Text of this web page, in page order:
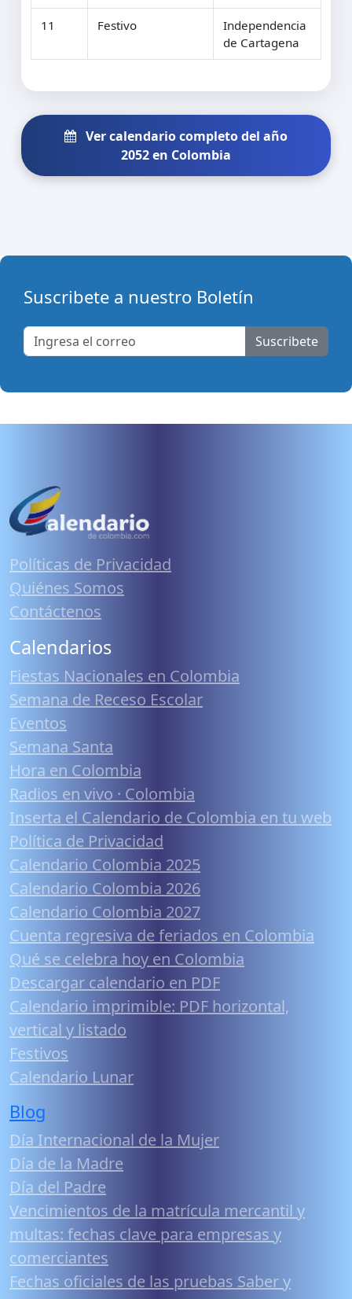
11 Festivo
Independencia
de Cartagena
Ver calendario completo del año
2052 en Colombia
Suscribete a nuestro Boletín
Suscribete
Políticas de Privacidad
Quiénes Somos
Contáctenos
Calendarios
Fiestas Nacionales en Colombia
Semana de Receso Escolar
Eventos
Semana Santa
Hora en Colombia
Radios en vivo · Colombia
Inserta el Calendario de Colombia en tu web
Política de Privacidad
Calendario Colombia 2025
Calendario Colombia 2026
Calendario Colombia 2027
Cuenta regresiva de feriados en Colombia
Qué se celebra hoy en Colombia
Descargar calendario en PDF
Calendario imprimible: PDF horizontal,
vertical y listado
Festivos
Calendario Lunar
Blog
Día Internacional de la Mujer
Día de la Madre
Día del Padre
Vencimientos de la matrícula mercantil y
multas: fechas clave para empresas y
comerciantes
Fechas oficiales de las pruebas Saber y